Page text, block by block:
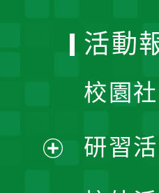
活動
校園
研習